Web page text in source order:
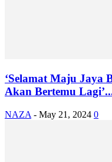
‘Selamat Maju Jaya
Akan Bertemu
NAZA - May 21, 2024 0